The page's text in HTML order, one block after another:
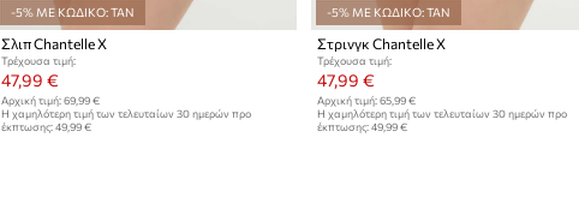
-5% ΜΕ ΚΩΔΙΚΟ: TAN
Σλιπ Chantelle X
Τρέχουσα τιμή:
47,99 €
Αρχική τιμή: 69,99 €
Η χαμηλότερη τιμή των τελευταίων 30 ημερών προ
έκπτωσης: 49,99 €
-5% ΜΕ ΚΩΔΙΚΟ: TAN
Στρινγκ Chantelle X
Τρέχουσα τιμή:
47,99 €
Αρχική τιμή: 65,99 €
Η χαμηλότερη τιμή των τελευταίων 30 ημερών προ
έκπτωσης: 49,99 €